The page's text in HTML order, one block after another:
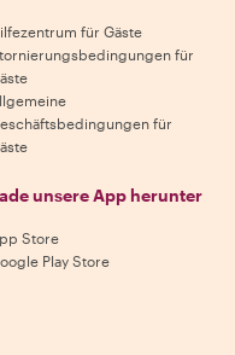
für Gäste
für
für
unsere App herunter
Store
Play Store